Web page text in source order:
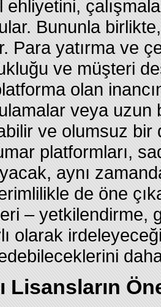
Bununla
Para yatırma ve
ve müşteri
olan
veya uzun
ve olumsuz bir
platformları,
aynı
de öne
– yetkilendirme,
olarak
Lisansların